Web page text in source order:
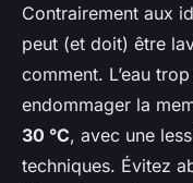
Contrairement aux
peut (et doit) être
comment. L’eau
endommager la
30 °C, avec une
techniques. Évitez